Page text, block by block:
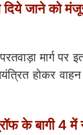
जाने को
मार्ग पर
होकर वाहन
के बागी 4 में